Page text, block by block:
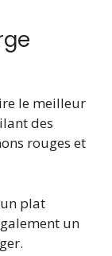
le meilleur
des
rouges et
un plat
un